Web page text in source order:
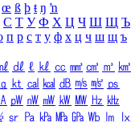
œ ß þ ŧ ŋ ŉ
С Т У Ф Х Ц Ч Ш Щ Ъ
п р с т у ф х ц ч ш щ ъ
㎗ ℓ ㎘ ㏄ ㎣ ㎤ ㎥ ㎦
㏏ ㎈ ㎉ ㏈ ㎧ ㎨ ㎰
㎺ ㎻ ㎽ ㎾ ㎿ ㎐ ㎑
㏛ ㎩ ㎪ ㎫ ㎬ ㏝ ㏐
㏓